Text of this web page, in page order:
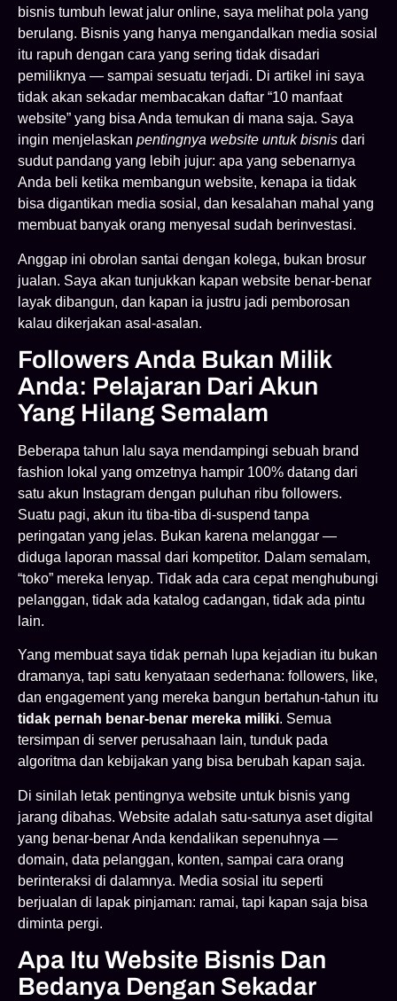
bisnis tumbuh lewat jalur online, saya melihat pola yang
berulang. Bisnis yang hanya mengandalkan media sosial
itu rapuh dengan cara yang sering tidak disadari
pemiliknya — sampai sesuatu terjadi. Di artikel ini saya
tidak akan sekadar membacakan daftar “10 manfaat
website” yang bisa Anda temukan di mana saja. Saya
ingin menjelaskan pentingnya website untuk bisnis dari
sudut pandang yang lebih jujur: apa yang sebenarnya
Anda beli ketika membangun website, kenapa ia tidak
bisa digantikan media sosial, dan kesalahan mahal yang
membuat banyak orang menyesal sudah berinvestasi.
Anggap ini obrolan santai dengan kolega, bukan brosur
jualan. Saya akan tunjukkan kapan website benar-benar
layak dibangun, dan kapan ia justru jadi pemborosan
kalau dikerjakan asal-asalan.
Followers Anda Bukan Milik
Anda: Pelajaran Dari Akun
Yang Hilang Semalam
Beberapa tahun lalu saya mendampingi sebuah brand
fashion lokal yang omzetnya hampir 100% datang dari
satu akun Instagram dengan puluhan ribu followers.
Suatu pagi, akun itu tiba-tiba di-suspend tanpa
peringatan yang jelas. Bukan karena melanggar —
diduga laporan massal dari kompetitor. Dalam semalam,
“toko” mereka lenyap. Tidak ada cara cepat menghubungi
pelanggan, tidak ada katalog cadangan, tidak ada pintu
lain.
Yang membuat saya tidak pernah lupa kejadian itu bukan
dramanya, tapi satu kenyataan sederhana: followers, like,
dan engagement yang mereka bangun bertahun-tahun itu
tidak pernah benar-benar mereka miliki. Semua
tersimpan di server perusahaan lain, tunduk pada
algoritma dan kebijakan yang bisa berubah kapan saja.
Di sinilah letak pentingnya website untuk bisnis yang
jarang dibahas. Website adalah satu-satunya aset digital
yang benar-benar Anda kendalikan sepenuhnya —
domain, data pelanggan, konten, sampai cara orang
berinteraksi di dalamnya. Media sosial itu seperti
berjualan di lapak pinjaman: ramai, tapi kapan saja bisa
diminta pergi.
Apa Itu Website Bisnis Dan
Bedanya Dengan Sekadar